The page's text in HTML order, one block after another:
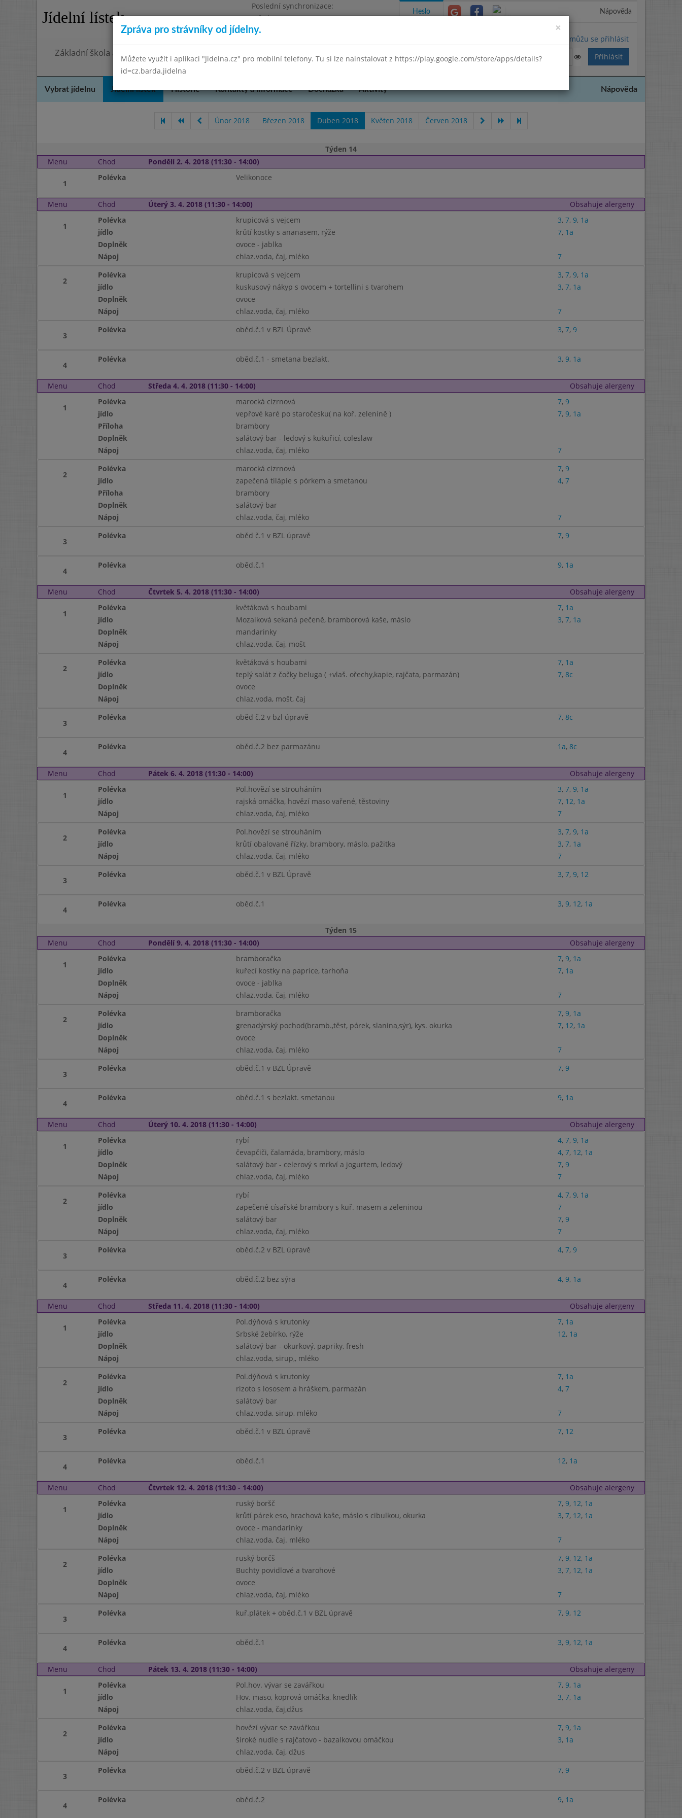
Jídelní lístek
Poslední synchronizace:
Středa 29.7.2026 9:58
Omezení objednávek
Základní škola a mateřská škola Chmelnice, Praha 3, K Lučinám 18/2500
Heslo Nápověda
Nemůžu se přihlásit
Vybrat jídelnu Jídelní lístek Historie Kontakty a informace Docházka Aktivity Nápověda
Únor 2018 Březen 2018 Duben 2018 Květen 2018 Červen 2018
Týden 14
Menu
Chod Pondělí 2. 4. 2018 (11:30 - 14:00)
1
Polévka Velikonoce
Menu Chod Úterý 3. 4. 2018 (11:30 - 14:00) Obsahuje alergeny
1
Polévka krupicová s vejcem 3, 7, 9, 1a
jídlo
krůtí kostky s ananasem, rýže 7, 1a
Doplněk
ovoce - jablka
Nápoj
chlaz.voda, čaj, mléko 7
2
Polévka krupicová s vejcem 3, 7, 9, 1a
jídlo
kuskusový nákyp s ovocem + tortellini s tvarohem 3, 7, 1a
Doplněk
ovoce
Nápoj
chlaz.voda, čaj, mléko 7
3
Polévka oběd.č.1 v BZL Úpravě 3, 7, 9
4
Polévka oběd.č.1 - smetana bezlakt. 3, 9, 1a
Menu Chod Středa 4. 4. 2018 (11:30 - 14:00) Obsahuje alergeny
1
Polévka marocká cizrnová 7, 9
jídlo
vepřové karé po staročesku( na koř. zelenině ) 7, 9, 1a
Příloha
brambory
Doplněk
salátový bar - ledový s kukuřicí, coleslaw
Nápoj
chlaz.voda, čaj, mléko 7
2
Polévka marocká cizrnová 7, 9
jídlo
zapečená tilápie s pórkem a smetanou 4, 7
Příloha
brambory
Doplněk
salátový bar
Nápoj
chlaz.voda, čaj, mléko 7
3
Polévka oběd č.1 v BZL úpravě 7, 9
4
Polévka oběd.č.1 9, 1a
Menu Chod Čtvrtek 5. 4. 2018 (11:30 - 14:00) Obsahuje alergeny
1
Polévka květáková s houbami 7, 1a
jídlo
Mozaiková sekaná pečeně, bramborová kaše, máslo 3, 7, 1a
Doplněk
mandarinky
Nápoj
chlaz.voda, čaj, mošt
2
Polévka květáková s houbami 7, 1a
jídlo
teplý salát z čočky beluga ( +vlaš. ořechy,kapie, rajčata, parmazán) 7, 8c
Doplněk
ovoce
Nápoj
chlaz.voda, mošt, čaj
3
Polévka oběd č.2 v bzl úpravě 7, 8c
4
Polévka oběd.č.2 bez parmazánu 1a, 8c
Menu Chod Pátek 6. 4. 2018 (11:30 - 14:00) Obsahuje alergeny
1
Polévka Pol.hovězí se strouháním 3, 7, 9, 1a
jídlo
rajská omáčka, hovězí maso vařené, těstoviny 7, 12, 1a
Nápoj
chlaz.voda, čaj, mléko 7
2
Polévka Pol.hovězí se strouháním 3, 7, 9, 1a
jídlo
krůtí obalované řízky, brambory, máslo, pažitka 3, 7, 1a
Nápoj
chlaz.voda, čaj, mléko 7
3
Polévka oběd.č.1 v BZL Úpravě 3, 7, 9, 12
4
Polévka oběd.č.1 3, 9, 12, 1a
Týden 15
Menu
Chod Pondělí 9. 4. 2018 (11:30 - 14:00) Obsahuje alergeny
1
Polévka bramboračka 7, 9, 1a
jídlo
kuřecí kostky na paprice, tarhoňa 7, 1a
Doplněk
ovoce - jablka
Nápoj
chlaz.voda, čaj, mléko 7
2
Polévka bramboračka 7, 9, 1a
jídlo
grenadýrský pochod(bramb.,těst, pórek, slanina,sýr), kys. okurka 7, 12, 1a
Doplněk
ovoce
Nápoj
chlaz.voda, čaj, mléko 7
3
Polévka oběd.č.1 v BZL Úpravě 7, 9
4
Polévka oběd.č.1 s bezlakt. smetanou 9, 1a
Menu Chod Úterý 10. 4. 2018 (11:30 - 14:00) Obsahuje alergeny
1
Polévka rybí 4, 7, 9, 1a
jídlo
čevapčiči, čalamáda, brambory, máslo 4, 7, 12, 1a
Doplněk
salátový bar - celerový s mrkví a jogurtem, ledový 7, 9
Nápoj
chlaz.voda, čaj, mléko 7
2
Polévka rybí 4, 7, 9, 1a
jídlo
zapečené císařské brambory s kuř. masem a zeleninou
7
Doplněk
salátový bar 7, 9
Nápoj
chlaz.voda, čaj, mléko 7
3
Polévka oběd.č.2 v BZL úpravě 4, 7, 9
4
Polévka oběd.č.2 bez sýra 4, 9, 1a
Menu Chod Středa 11. 4. 2018 (11:30 - 14:00) Obsahuje alergeny
1
Polévka Pol.dýňová s krutonky 7, 1a
jídlo
Srbské žebírko, rýže 12, 1a
Doplněk
salátový bar - okurkový, papriky, fresh
Nápoj
chlaz.voda, sirup,, mléko
2
Polévka Pol.dýňová s krutonky 7, 1a
jídlo
rizoto s lososem a hráškem, parmazán 4, 7
Doplněk
salátový bar
Nápoj
chlaz.voda, sirup, mléko 7
3
Polévka oběd.č.1 v BZL úpravě 7, 12
4
Polévka oběd.č.1 12, 1a
Menu Chod Čtvrtek 12. 4. 2018 (11:30 - 14:00) Obsahuje alergeny
1
Polévka ruský boršč 7, 9, 12, 1a
jídlo
krůtí párek eso, hrachová kaše, máslo s cibulkou, okurka 3, 7, 12, 1a
Doplněk
ovoce - mandarinky
Nápoj
chlaz.voda, čaj. mléko 7
2
Polévka ruský borčš 7, 9, 12, 1a
jídlo
Buchty povidlové a tvarohové 3, 7, 12, 1a
Doplněk
ovoce
Nápoj
chlaz.voda, čaj, mléko 7
3
Polévka kuř.plátek + oběd.č.1 v BZL úpravě 7, 9, 12
4
Polévka oběd.č.1 3, 9, 12, 1a
Menu Chod Pátek 13. 4. 2018 (11:30 - 14:00) Obsahuje alergeny
1
Polévka Pol.hov. vývar se zavářkou 7, 9, 1a
jídlo
Hov. maso, koprová omáčka, knedlík 3, 7, 1a
Nápoj
chlaz.voda, čaj,džus
2
Polévka hovězí vývar se zavářkou 7, 9, 1a
jídlo
široké nudle s rajčatovo - bazalkovou omáčkou 3, 1a
Nápoj
chlaz.voda, čaj, džus
3
Polévka oběd.č.2 v BZL úpravě 7, 9
4
Polévka oběd.č.2 9, 1a
×
Zpráva pro strávníky od jídelny.
Můžete využít i aplikaci "Jidelna.cz" pro mobilní telefony. Tu si lze nainstalovat z https://play.google.com/store/apps/details?
id=cz.barda.jidelna